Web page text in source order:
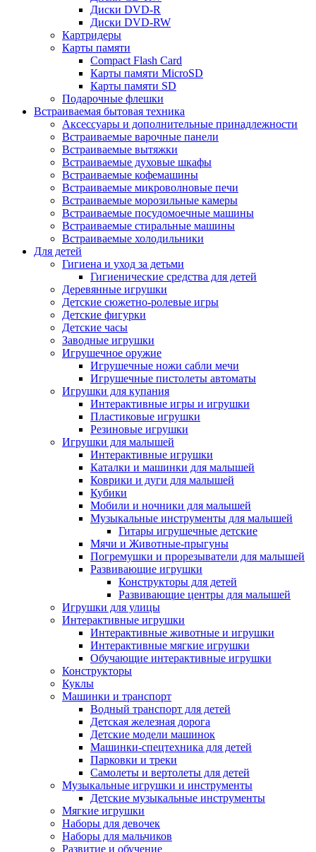
Диски DVD-R
Диски DVD-RW
Картридеры
Карты памяти
Compact Flash Card
Карты памяти MicroSD
Карты памяти SD
Подарочные флешки
Встраиваемая бытовая техника
Аксессуары и дополнительные принадлежности
Встраиваемые варочные панели
Встраиваемые вытяжки
Встраиваемые духовые шкафы
Встраиваемые кофемашины
Встраиваемые микроволновые печи
Встраиваемые морозильные камеры
Встраиваемые посудомоечные машины
Встраиваемые стиральные машины
Встраиваемые холодильники
Для детей
Гигиена и уход за детьми
Гигиенические средства для детей
Деревянные игрушки
Детские сюжетно-ролевые игры
Детские фигурки
Детские часы
Заводные игрушки
Игрушечное оружие
Игрушечные ножи сабли мечи
Игрушечные пистолеты автоматы
Игрушки для купания
Интерактивные игры и игрушки
Пластиковые игрушки
Резиновые игрушки
Игрушки для малышей
Интерактивные игрушки
Каталки и машинки для малышей
Коврики и дуги для малышей
Кубики
Мобили и ночники для малышей
Музыкальные инструменты для малышей
Гитары игрушечные детские
Мячи и Животные-прыгуны
Погремушки и прорезыватели для малышей
Развивающие игрушки
Конструкторы для детей
Развивающие центры для малышей
Игрушки для улицы
Интерактивные игрушки
Интерактивные животные и игрушки
Интерактивные мягкие игрушки
Обучающие интерактивные игрушки
Конструкторы
Куклы
Машинки и транспорт
Водный транспорт для детей
Детская железная дорога
Детские модели машинок
Машинки-спецтехника для детей
Парковки и треки
Самолеты и вертолеты для детей
Музыкальные игрушки и инструменты
Детские музыкальные инструменты
Мягкие игрушки
Наборы для девочек
Наборы для мальчиков
Развитие и обучение